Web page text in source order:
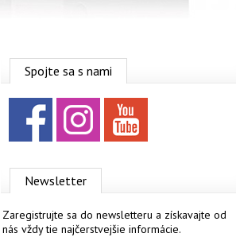
Spojte sa s nami
Facebook
Newsletter
Zaregistrujte sa do newsletteru a získavajte od
nás vždy tie najčerstvejšie informácie.